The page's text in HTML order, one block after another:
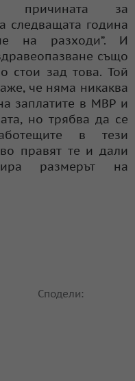
причината за
следващата година
на разходи”. И
също
стои зад това. Той
че няма никаква
заплатите в МВР и
но трябва да се
в тези
правят те и дали
размерът на
Сподели: